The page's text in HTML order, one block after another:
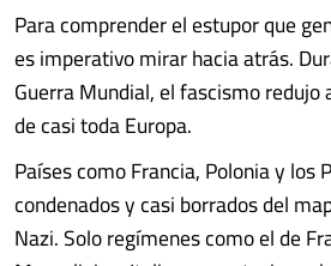
Para comprender el estupor que
es imperativo mirar hacia atrás.
Guerra Mundial, el fascismo redujo
de casi toda Europa.
Países como Francia, Polonia y los
condenados y casi borrados del
Nazi. Solo regímenes como el de